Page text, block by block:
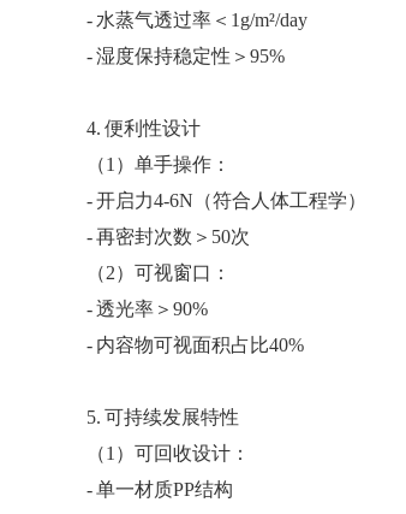
- 水蒸气透过率＜1g/m²/day
- 湿度保持稳定性＞95%
4. 便利性设计
（1）单手操作：
- 开启力4-6N（符合人体工程学）
- 再密封次数＞50次
（2）可视窗口：
- 透光率＞90%
- 内容物可视面积占比40%
5. 可持续发展特性
（1）可回收设计：
- 单一材质PP结构